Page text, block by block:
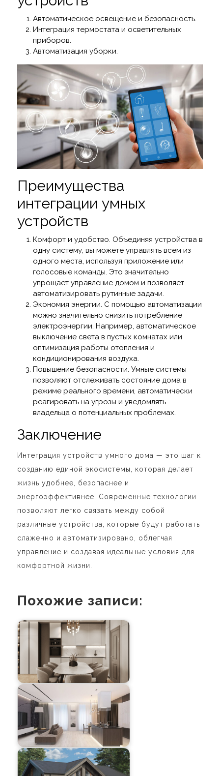
Автоматическое освещение и безопасность.
Интеграция термостата и осветительных
приборов.
Автоматизация уборки.
Преимущества
интеграции умных
устройств
Комфорт и удобство. Объединяя устройства в
одну систему, вы можете управлять всем из
одного места, используя приложение или
голосовые команды. Это значительно
упрощает управление домом и позволяет
автоматизировать рутинные задачи.
Экономия энергии. С помощью автоматизации
можно значительно снизить потребление
электроэнергии. Например, автоматическое
выключение света в пустых комнатах или
оптимизация работы отопления и
кондиционирования воздуха.
Повышение безопасности. Умные системы
позволяют отслеживать состояние дома в
режиме реального времени, автоматически
реагировать на угрозы и уведомлять
владельца о потенциальных проблемах.
Заключение
Интеграция устройств умного дома — это шаг к
созданию единой экосистемы, которая делает
жизнь удобнее, безопаснее и
энергоэффективнее. Современные технологии
позволяют легко связать между собой
различные устройства, которые будут работать
слаженно и автоматизировано, облегчая
управление и создавая идеальные условия для
комфортной жизни.
Похожие записи: